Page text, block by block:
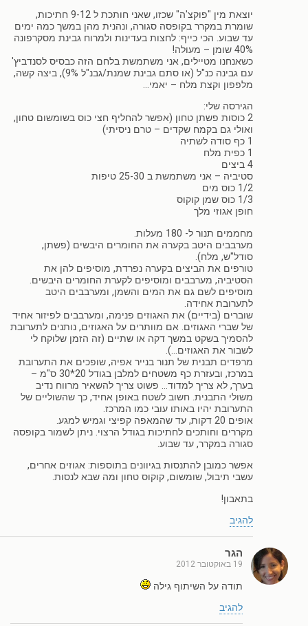
יוצאת מין "פוקצ'ה" שכזו, שאני חותכת ל 9-12 חתיכות,
שומרת במקרר בקופסה סגורה, ונהנית מהן במשך כמה ימים
עד שבוע. הכי כייף: לחצות בעדינות ולמרוח גבינת מסקרפונה
40% שומן – מעולה!
כשאנחנו מטיילים, אני משתמשת בלחם הזה כבסיס לסנדביץ'
עם גבינה כנ"ל (או סתם גבינת שמנת/גבנ"ל 9%), ביצה קשה,
מלפפון וקצת מלח – יאמי…
הגירסה שלי:
2 כוסות פשתן טחון (אפשר להחליף חצי כוס בשומשום טחון,
ואולי גם בקמח שקדים – טרם ניסיתי)
1 כף סודה לשתיה
1 כפית מלח
4 ביצים
סטיביה – אני משתמשת ב 25-30 טיפות
1/2 כוס מים
1/3 כוס שמן קוקוס
חופן אגוזי מלך
מחממים תנור ל- 180 מעלות.
מערבבים היטב בקערה את החומרים היבשים (פשתן,
סודל"ש, מלח).
טורפים את הביצים בקערה נפרדת, מוסיפים להן את
הסטיביה, מערבבים ומוסיפים לקערת החומרים היבשים.
מוסיפים לשם גם את המים והשמן, ומערבבים היטב
לתערובת אחידה.
שוברים (בידיים) את האגוזים פנימה, ומערבבים לפיזור אחיד
של שברי האגוזים. אם מוותרים על האגוזים, נותנים לתערובת
להסמיך בשקט במשך דקה או שתיים (זה הזמן שלוקח לי
לשבור את האגוזים…).
מרפדים תבנית של תנור בנייר אפיה, שופכים את התערובת
במרכז, ובעזרת כף משטחים למלבן בגודל 20*30 ס"מ –
בערך, לא צריך למדוד… פשוט צריך להשאיר מרווח נדיב
משולי התבנית. חשוב לשטח באופן אחיד, כך שהשוליים של
התערובת יהיו באותו עובי כמו המרכז.
אופים 20 דקות, עד שהמאפה קפיצי וגמיש למגע.
מקררים וחותכים לחתיכות בגודל הרצוי. ניתן לשמור בקופסה
סגורה במקרר, עד שבוע.
אפשר כמובן להתנסות בגיוונים בתוספות: אגוזים אחרים,
עשבי תיבול, שומשום, קוקוס טחון ומה שבא לנסות.
בתאבון!
להגיב
הגר
19 באוקטובר 2012
תודה על השיתוף גילה
להגיב